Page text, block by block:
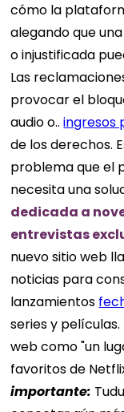
cómo la
alegando que
o injustificada
Las
provocar el
audio o..ingresos
de los derechos.
problema que el
necesita una
dedicada a
entrevistas
nuevo sitio web
noticias para
lanzamientos
series y
web como "un
favoritos de
importante: